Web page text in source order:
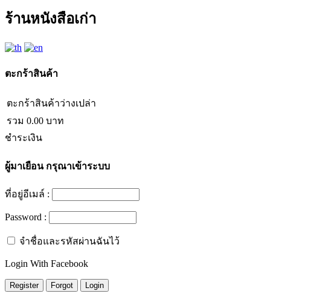
ร้านหนังสือเก่า
ตะกร้าสินค้า
ตะกร้าสินค้าว่างเปล่า
รวม 0.00 บาท
ชำระเงิน
ผู้มาเยือนกรุณาเข้าระบบ
ที่อยู่อีเมล์ :
Password :
จำชื่อและรหัสผ่านฉันไว้
Login With Facebook